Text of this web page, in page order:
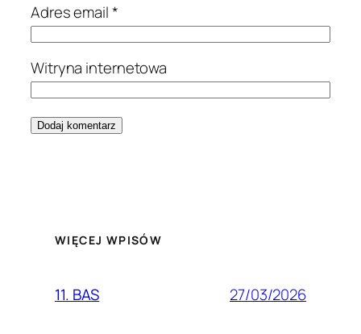
Adres email*
Witryna internetowa
WIĘCEJ WPISÓW
11. BAS 27/03/2026